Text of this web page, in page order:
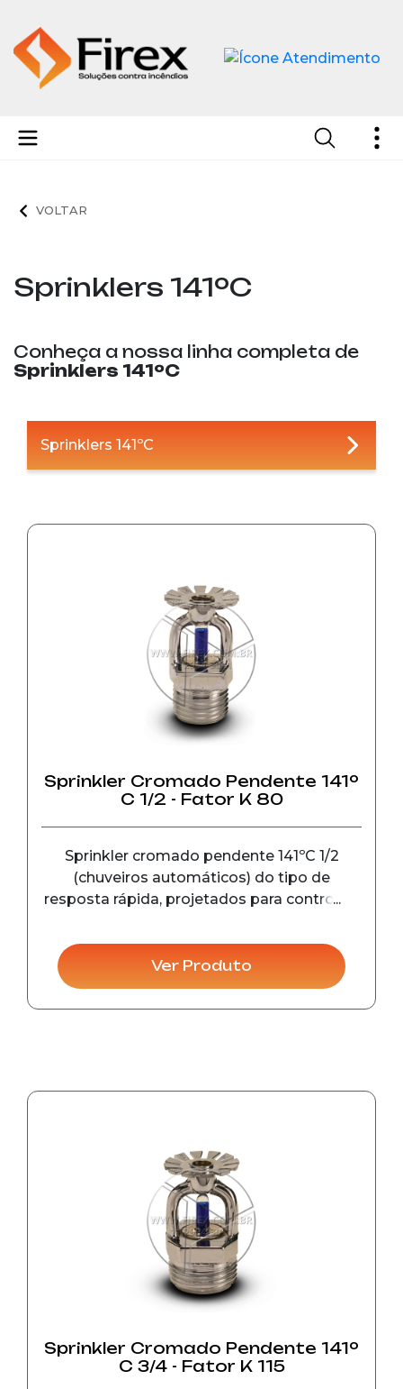
Sprinklers
Sprinklers 141ºC
Conheça a nossa linha completa de
Sprinklers 141ºC
Sprinklers 141ºC
Sprinkler Cromado Pendente 141º
C 1/2 - Fator K 80
Sprinkler cromado pendente 141ºC 1/2
(chuveiros automáticos) do tipo de
resposta rápida, projetados para controle e
inicial, em instalações comerciais e
industriais.
Ver Produto
Sprinkler Cromado Pendente 141º
C 3/4 - Fator K 115